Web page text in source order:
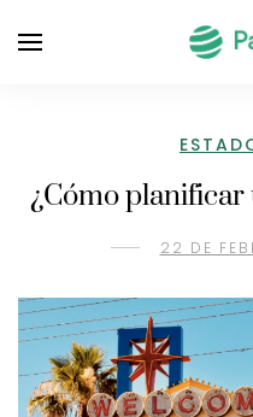
¿Cómo planificar
22 DE